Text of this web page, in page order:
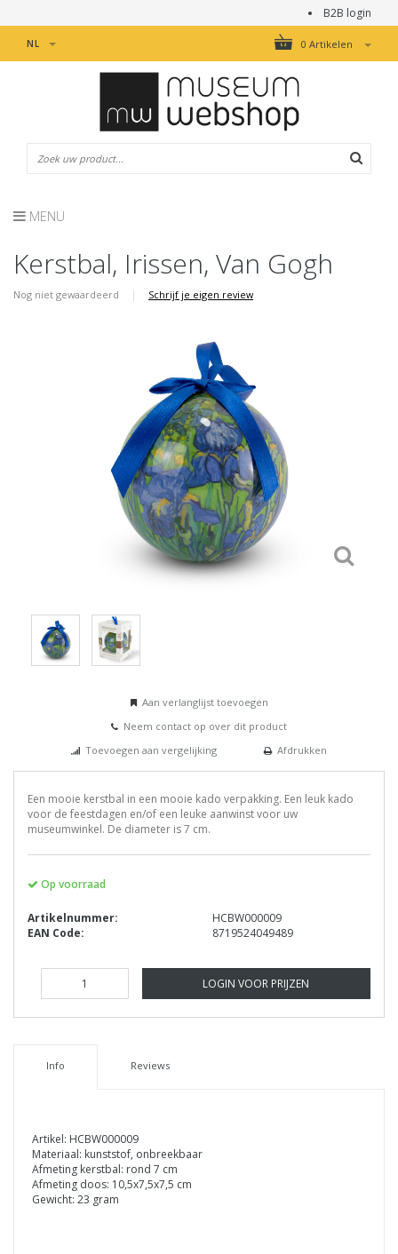
B2B login
0 Artikelen
NL
MENU
Kerstbal, Irissen, Van Gogh
Nog niet gewaardeerd | Schrijf je eigen review
Aan verlanglijst toevoegen
Neem contact op over dit product
Toevoegen aan vergelijking
Afdrukken
Een mooie kerstbal in een mooie kado verpakking. Een leuk kado
voor de feestdagen en/of een leuke aanwinst voor uw
museumwinkel. De diameter is 7 cm.
Op voorraad
Artikelnummer:
HCBW000009
EAN Code:
8719524049489
LOGIN VOOR PRIJZEN
Info Reviews
Artikel: HCBW000009
Materiaal: kunststof, onbreekbaar
Afmeting kerstbal: rond 7 cm
Afmeting doos: 10,5x7,5x7,5 cm
Gewicht: 23 gram